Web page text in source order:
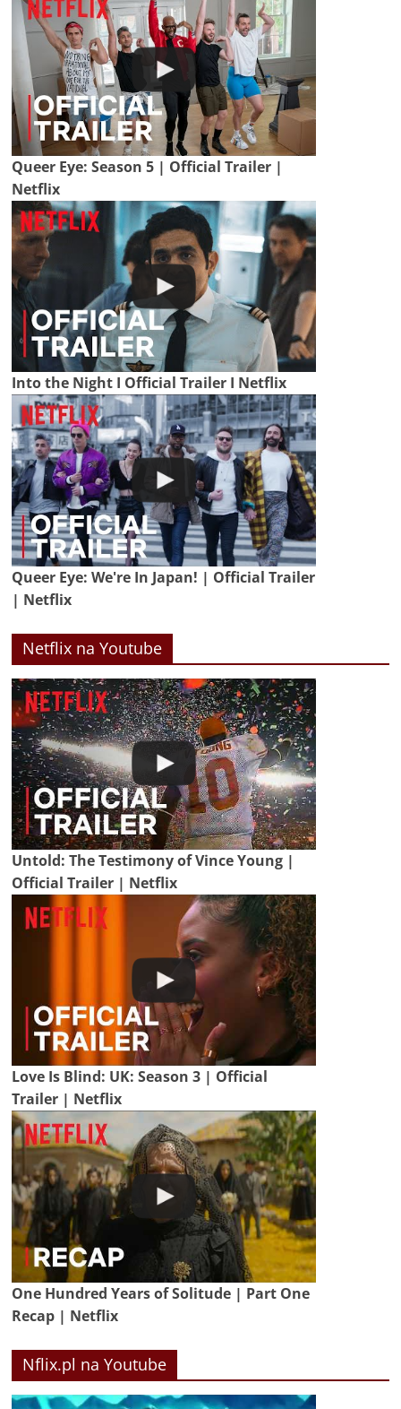
Queer Eye: Season 5 | Official Trailer |
Netflix
Into the Night I Official Trailer I Netflix
Queer Eye: We're In Japan! | Official Trailer
| Netflix
Netflix na Youtube
Untold: The Testimony of Vince Young |
Official Trailer | Netflix
Love Is Blind: UK: Season 3 | Official
Trailer | Netflix
One Hundred Years of Solitude | Part One
Recap | Netflix
Nflix.pl na Youtube